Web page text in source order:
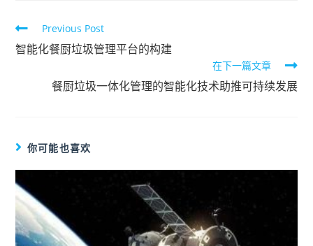
Previous Post
智能化餐厨垃圾管理平台的构建
在下一篇文章
餐厨垃圾一体化管理的智能化技术助推可持续发展
你可能也喜欢